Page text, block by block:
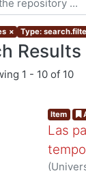
× Type:
Results
1 - 10 of 10
Item
Las
(